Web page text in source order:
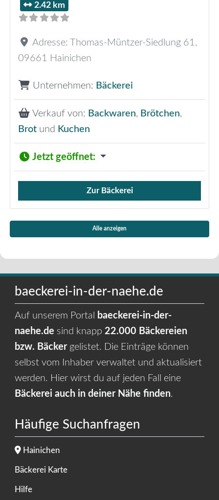
2.42 km
Adresse: Thomas-Müntzer-Siedlung 61,
09661 Hainichen
Unternehmen: Bäckerei
Verkauf von: Backwaren, Brötchen,
Brot und Kuchen
Jetzt geöffnet:
Verkauf von Brötchen,
Zur Bäckerei
Alle anzeigen
baeckerei-in-der-naehe.de
Auf unserem Portal
baeckerei-in-der-
naehe.de sind knapp 22.000 Bäckereien
bzw. Bäckergelistet. Die Einträge können
selbst vom Inhaber verwaltet und aktualisiert
werden. Hier wirst du auf jeden Fall eine
Bäckerei auch in deiner Nähe finden.
Häufige Suchanfragen
Hainichen
Bäckerei Karte
Hilfe